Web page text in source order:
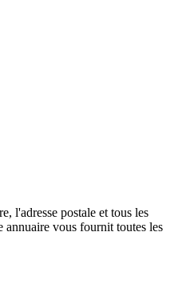
l'adresse postale et tous les
annuaire vous fournit toutes les